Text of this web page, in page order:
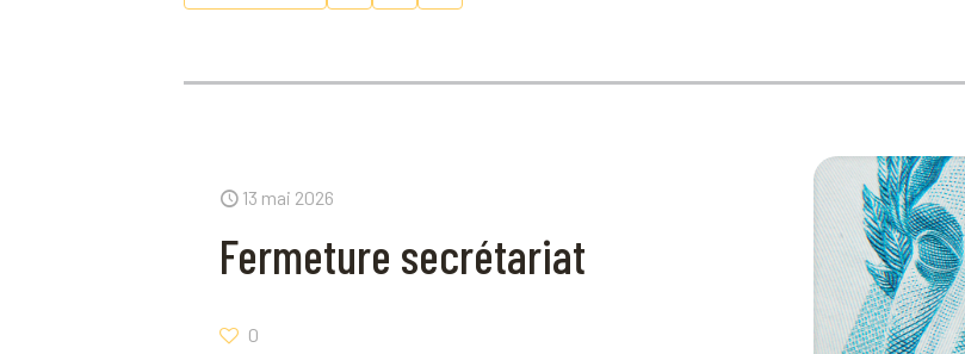
13 mai 2026
Fermeture secrétariat
0